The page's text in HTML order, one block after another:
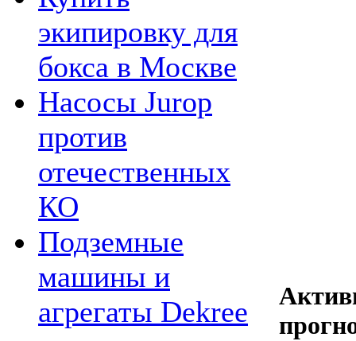
экипировку для
бокса в Москве
Насосы Jurop
против
отечественных
КО
Подземные
машины и
агрегаты Dekree